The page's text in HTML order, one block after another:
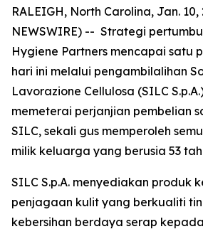
RALEIGH, North Carolina, Jan. 10,
NEWSWIRE) -- Strategi
Hygiene Partners mencapai satu
hari ini melalui pengambilalihan
Lavorazione Cellulosa (SILC
memeterai perjanjian pembelian
SILC, sekali gus memperoleh
milik keluarga yang berusia 53
SILC S.p.A. menyediakan produk
penjagaan kulit yang berkualiti
kebersihan berdaya serap